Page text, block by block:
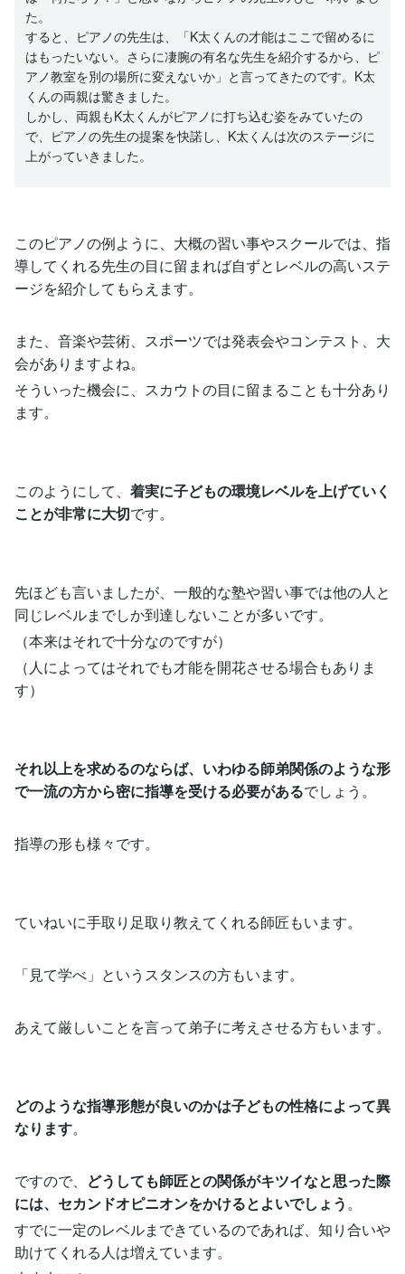
た。
すると、ピアノの先生は、「K太くんの才能はここで留めるに
はもったいない。さらに凄腕の有名な先生を紹介するから、ピ
アノ教室を別の場所に変えないか」と言ってきたのです。K太
くんの両親は驚きました。
しかし、両親もK太くんがピアノに打ち込む姿をみていたの
で、ピアノの先生の提案を快諾し、K太くんは次のステージに
上がっていきました。
このピアノの例ように、大概の習い事やスクールでは、指
導してくれる先生の目に留まれば自ずとレベルの高いステ
ージを紹介してもらえます。
また、音楽や芸術、スポーツでは発表会やコンテスト、大
会がありますよね。
そういった機会に、スカウトの目に留まることも十分あり
ます。
このようにして、 着実に子どもの環境レベルを上げていく
ことが非常に大切です。
先ほども言いましたが、一般的な塾や習い事では他の人と
同じレベルまでしか到達しないことが多いです。
（本来はそれで十分なのですが）
（人によってはそれでも才能を開花させる場合もありま
す）
それ以上を求めるのならば、いわゆる師弟関係のような形
で一流の方から密に指導を受ける必要があるでしょう。
指導の形も様々です。
ていねいに手取り足取り教えてくれる師匠もいます。
「見て学べ」というスタンスの方もいます。
あえて厳しいことを言って弟子に考えさせる方もいます。
どのような指導形態が良いのかは子どもの性格によって異
なります。
ですので、 どうしても師匠との関係がキツイなと思った際
には、セカンドオピニオンをかけるとよいでしょう。
すでに一定のレベルまできているのであれば、知り合いや
助けてくれる人は増えています。